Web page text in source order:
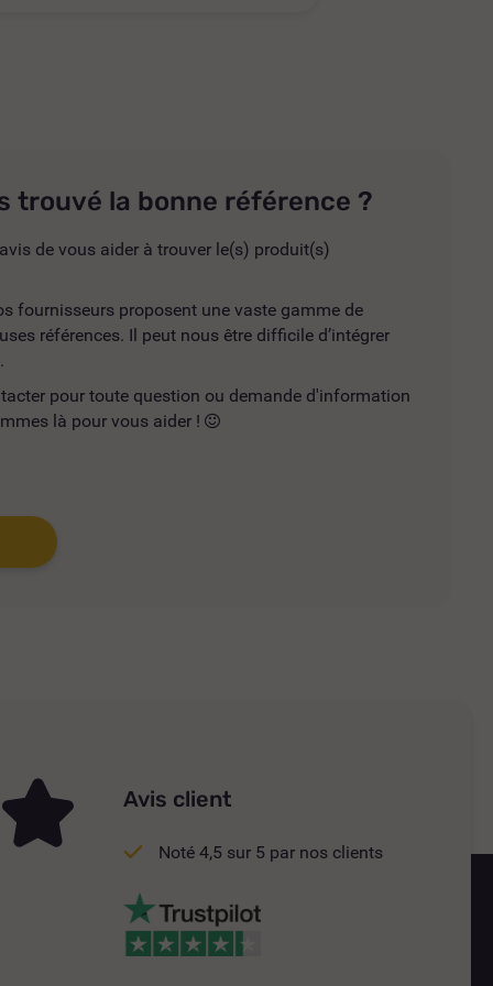
trouvé la bonne référence ?
de vous aider à trouver le(s) produit(s)
fournisseurs proposent une vaste gamme de
références. Il peut nous être difficile d’intégrer
pour toute question ou demande d'information
là pour vous aider !
Avis client
Noté 4,5 sur 5 par nos clients